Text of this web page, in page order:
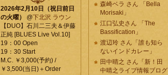
2026年2月10日（祝日前日
の火曜）
@下北沢 ラウン
【DUO】石川二三夫＆伊藤
正純 [BLUES Live Vol.10]
19：00 Open
19：30 Start
M.C. ￥3,000(予約) /
￥3,500(当日)＋Order
森崎ベラ さん 「Bella
Morisaki」
江口弘史さん 「The
Bassification」
渡辺玲 さん「誰も知ら
ないインドカレー」
田中晴之 さん「新！田
中晴之ライブ情報ブログ